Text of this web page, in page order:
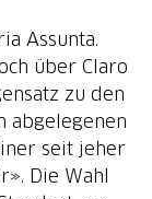
Assunta.
über Claro
zu den
abgelegenen
seit jeher
Die Wahl